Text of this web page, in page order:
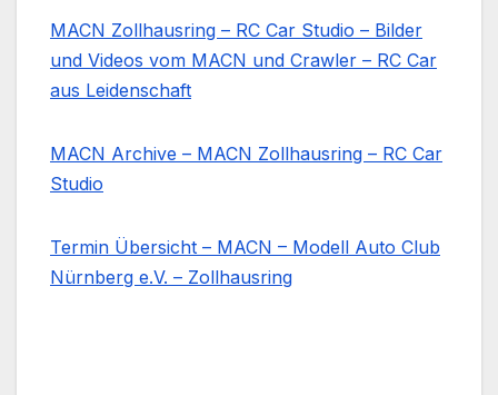
MACN Zollhausring – RC Car Studio – Bilder
und Videos vom MACN und Crawler – RC Car
aus Leidenschaft
MACN Archive – MACN Zollhausring – RC Car
Studio
Termin Übersicht – MACN – Modell Auto Club
Nürnberg e.V. – Zollhausring